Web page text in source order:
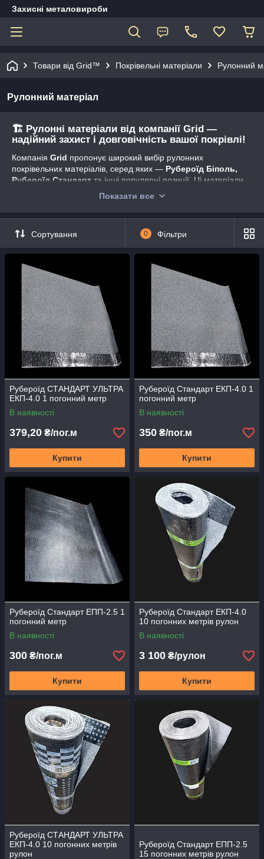
Захисні металовироби
Товари від Grid™ Покрівельні матеріали Рулонний
Рулонний матеріал
🏗 Рулонні матеріали від компанії Grid —
надійний захист і довговічність вашої покрівлі!
Компанія Grid пропонує широкий вибір рулонних
покрівельних матеріалів, серед яких — Рубероїд Біполь,
Рубероїд Стандарт та інші популярні позиції. Ці матеріали
використовуються для облаштування й ремонту дахів,
стійкість до атмосферних впливів .
Показати все
Сортування 0 Фільтри
Рубероїд СТАНДАРТ УЛЬТРА
ЕКП-4.0 1 погонний метр
В наявності
379,20 ₴/пог.м
Купити
Рубероїд Стандарт ЕКП-4.0 1
погонний метр
В наявності
350 ₴/пог.м
Купити
Рубероїд Стандарт ЕПП-2.5 1
погонний метр
В наявності
300 ₴/пог.м
Купити
Рубероїд Стандарт ЕКП-4.0
10 погонних метрів рулон
В наявності
3 100 ₴/рулон
Купити
Рубероїд СТАНДАРТ УЛЬТРА
ЕКП-4.0 10 погонних метрів
рулон
Рубероїд Стандарт ЕПП-2.5
15 погонних метрів рулон